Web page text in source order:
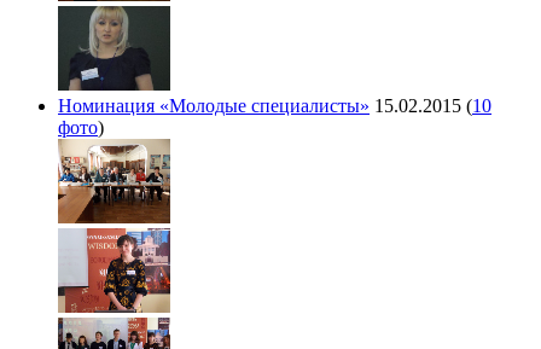
Номинация «Молодые специалисты» 15.02.2015 (10
фото)